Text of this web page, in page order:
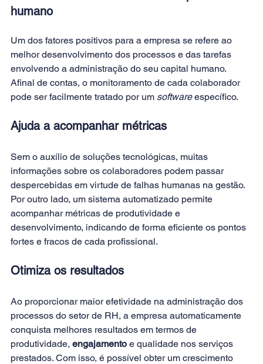
humano
Um dos fatores positivos para a empresa se refere ao
melhor desenvolvimento dos processos e das tarefas
envolvendo a administração do seu capital humano.
Afinal de contas, o monitoramento de cada colaborador
pode ser facilmente tratado por um software específico.
Ajuda a acompanhar métricas
Sem o auxílio de soluções tecnológicas, muitas
informações sobre os colaboradores podem passar
despercebidas em virtude de falhas humanas na gestão.
Por outro lado, um sistema automatizado permite
acompanhar métricas de produtividade e
desenvolvimento, indicando de forma eficiente os pontos
fortes e fracos de cada profissional.
Otimiza os resultados
Ao proporcionar maior efetividade na administração dos
processos do setor de RH, a empresa automaticamente
conquista melhores resultados em termos de
produtividade, engajamento e qualidade nos serviços
prestados. Com isso, é possível obter um crescimento